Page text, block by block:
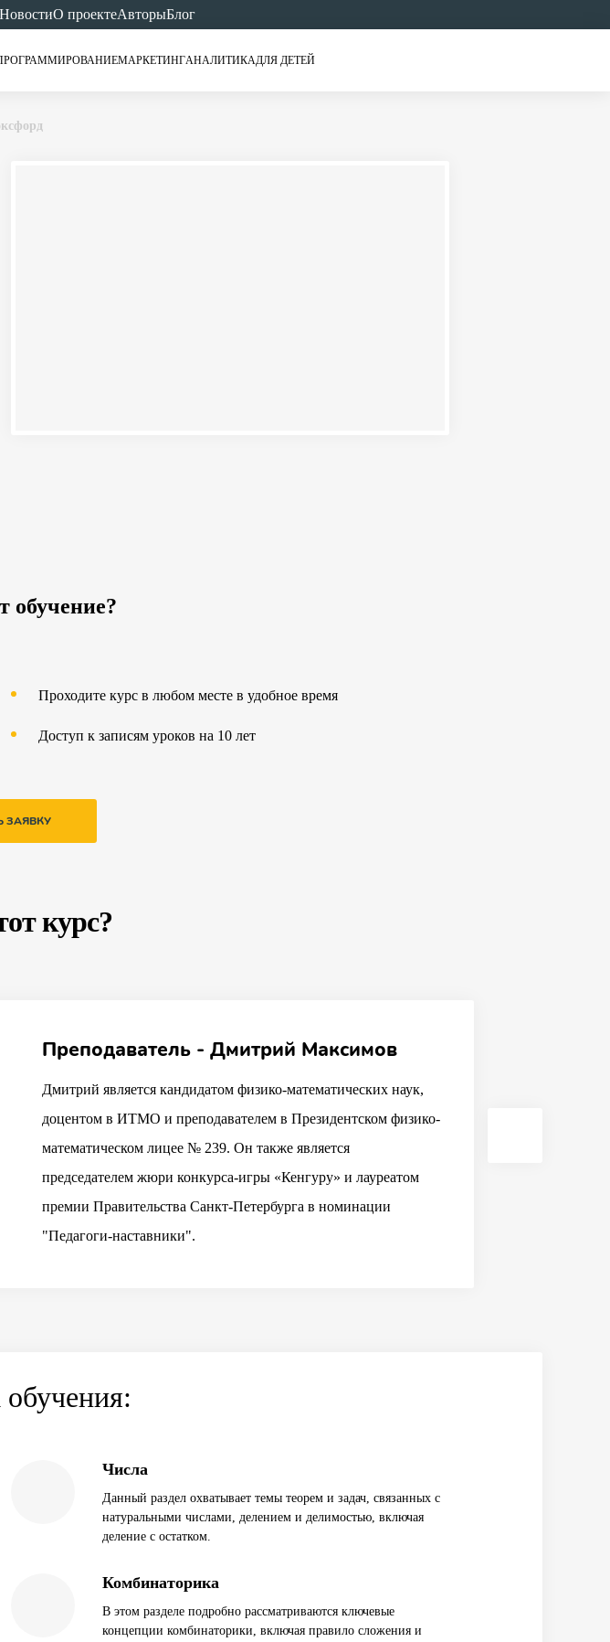
О проектеАвторыБлог
МАРКЕТИНГАНАЛИТИКАДЛЯ ДЕТЕЙ
обучение?
Проходите курс в любом месте в удобное время
Доступ к записям уроков на 10 лет
ЗАЯВКУ
курс?
Преподаватель - Дмитрий Максимов
Дмитрий является кандидатом физико-математических наук,
доцентом в ИТМО и преподавателем в Президентском физико-
математическом лицее № 239. Он также является
председателем жюри конкурса-игры «Кенгуру» и лауреатом
премии Правительства Санкт-Петербурга в номинации
"Педагоги-наставники".
Числа
Данный раздел охватывает темы теорем и задач, связанных с
натуральными числами, делением и делимостью, включая
деление с остатком.
Комбинаторика
В этом разделе подробно рассматриваются ключевые
концепции комбинаторики, включая правило сложения и